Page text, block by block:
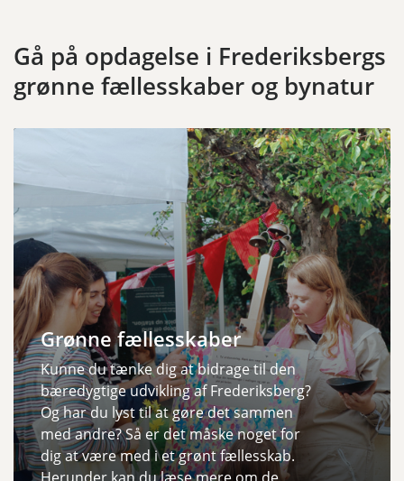
Gå på opdagelse i Frederiksbergs
grønne fællesskaber og bynatur
Grønne fællesskaber
Kunne du tænke dig at bidrage til den
bæredygtige udvikling af Frederiksberg?
Og har du lyst til at gøre det sammen
med andre? Så er det måske noget for
dig at være med i et grønt fællesskab.